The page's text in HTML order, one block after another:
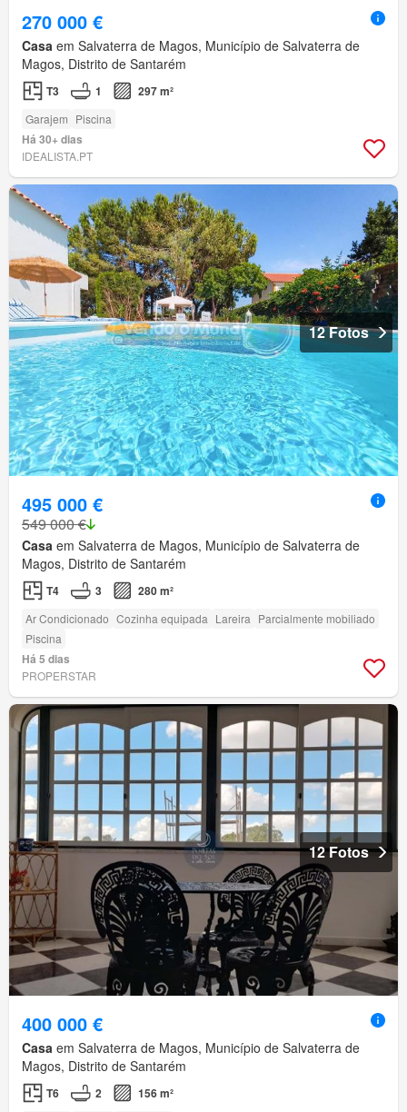
270 000 €
Casa em Salvaterra de Magos, Município de Salvaterra de
Magos, Distrito de Santarém
T3 1 297 m²
Garajem Piscina
Há 30+ dias
IDEALISTA.PT
12 Fotos
495 000 €
549 000 €
Casa em Salvaterra de Magos, Município de Salvaterra de
Magos, Distrito de Santarém
T4 3 280 m²
Ar Condicionado Cozinha equipada Lareira Parcialmente mobiliado
Piscina
Há 5 dias
PROPERSTAR
12 Fotos
400 000 €
Casa em Salvaterra de Magos, Município de Salvaterra de
Magos, Distrito de Santarém
T6 2 156 m²